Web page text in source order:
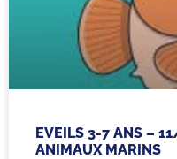
EVEILS 3-7 ANS –
ANIMAUX MARINS